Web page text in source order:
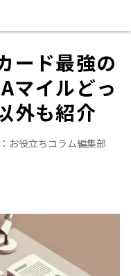
ード最強の
マイルどっ
外も紹介
お役立ちコラム編集部